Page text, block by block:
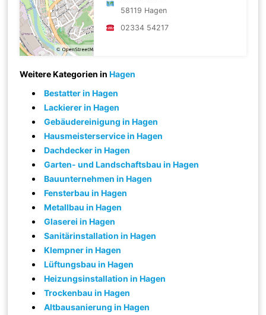
58119 Hagen
02334 54217
Weitere Kategorien inHagen
Bestatter in Hagen
Lackierer in Hagen
Gebäudereinigung in Hagen
Hausmeisterservice in Hagen
Dachdecker in Hagen
Garten- und Landschaftsbau in Hagen
Bauunternehmen in Hagen
Fensterbau in Hagen
Metallbau in Hagen
Glaserei in Hagen
Sanitärinstallation in Hagen
Klempner in Hagen
Lüftungsbau in Hagen
Heizungsinstallation in Hagen
Trockenbau in Hagen
Altbausanierung in Hagen